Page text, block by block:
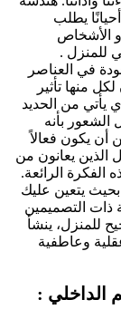
.
العناصر
تأثير
الحديد
بأنه
فعالاً
يعانون من
الرائعة.
عليك
ينشأ
: